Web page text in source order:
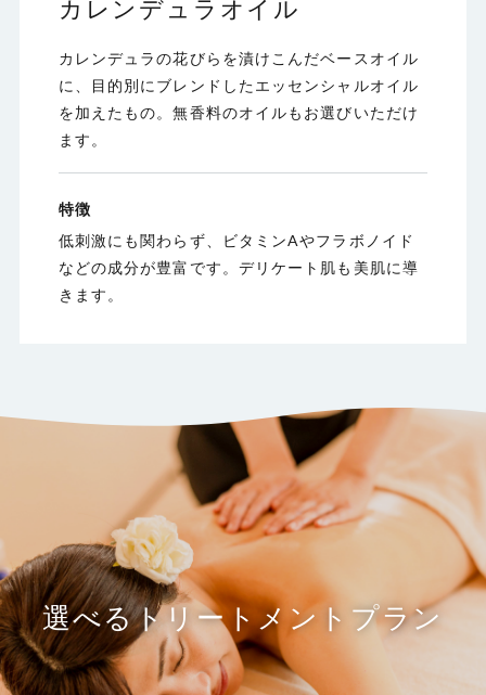
カレンデュラオイル
カレンデュラの花びらを漬けこんだベースオイル
に、目的別にブレンドしたエッセンシャルオイル
を加えたもの。無香料のオイルもお選びいただけ
ます。
特徴
低刺激にも関わらず、ビタミンAやフラボノイド
などの成分が豊富です。デリケート肌も美肌に導
きます。
選べるトリートメントプラン
選べるトリートメントプラン
選べるトリートメントプラン
選べるトリートメントプラン
選べるトリートメントプラン
選べるトリートメントプラン